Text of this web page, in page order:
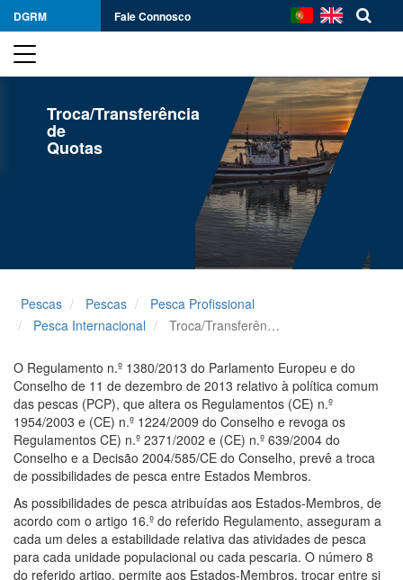
DGRM Fale Connosco
Troca/Transferência
de
Quotas
Pescas Pescas
Pesca Profissional
Pesca Internacional
Troca/Transferência de Quotas
O Regulamento n.º 1380/2013 do Parlamento Europeu e do
Conselho de 11 de dezembro de 2013 relativo à política comum
das pescas (PCP), que altera os Regulamentos (CE) n.º
1954/2003 e (CE) n.º 1224/2009 do Conselho e revoga os
Regulamentos CE) n.º 2371/2002 e (CE) n.º 639/2004 do
Conselho e a Decisão 2004/585/CE do Conselho, prevê a troca
de possibilidades de pesca entre Estados Membros.
As possibilidades de pesca atribuídas aos Estados-Membros, de
acordo com o artigo 16.º do referido Regulamento, asseguram a
cada um deles a estabilidade relativa das atividades de pesca
para cada unidade populacional ou cada pescaria. O número 8
do referido artigo, permite aos Estados-Membros, trocar entre si